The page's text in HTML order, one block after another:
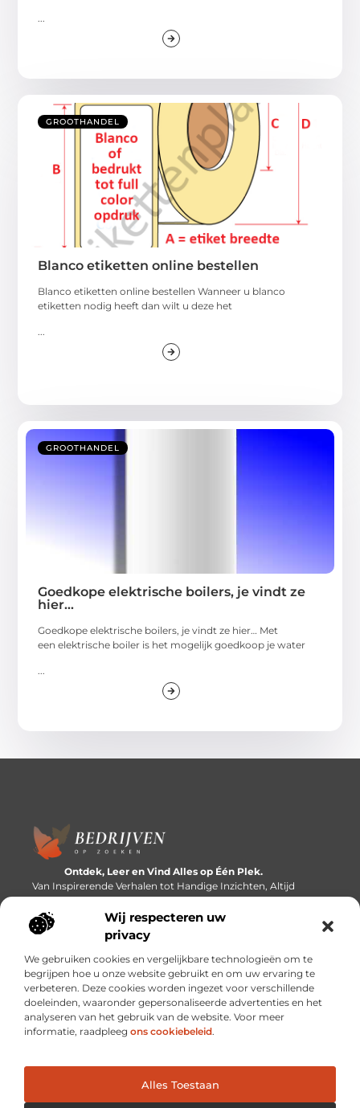
Wij respecteren uw
privacy
We gebruiken cookies en vergelijkbare technologieën om te
begrijpen hoe u onze website gebruikt en om uw ervaring te
verbeteren. Deze cookies worden ingezet voor verschillende
doeleinden, waaronder gepersonaliseerde advertenties en het
analyseren van het gebruik van de website. Voor meer
informatie, raadpleeg ons cookiebeleid.
Alles Toestaan
GROOTHANDEL
Blanco etiketten online bestellen
Blanco etiketten online bestellen Wanneer u blanco
etiketten nodig heeft dan wilt u deze het
...
GROOTHANDEL
Goedkope elektrische boilers, je vindt ze
hier…
Goedkope elektrische boilers, je vindt ze hier… Met
een elektrische boiler is het mogelijk goedkoop je water
...
Ontdek, Leer en Vind Alles op Één Plek.
Van Inspirerende Verhalen tot Handige Inzichten, Altijd
Binnen Handbereik.
Bericht categorie
Onze informatie
Cookiebeleid (EU)